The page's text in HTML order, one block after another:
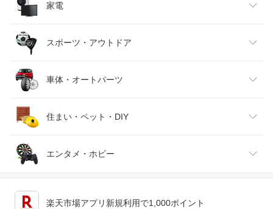
インナー・下着・ナイトウェア
バッグ・小物・ブランド雑貨
靴
腕時計
ジュエリー・アクセサリー
ビール・洋酒
ワイン
日本酒・焼酎
医薬品・コンタクト・介護
キッズ・ベビー・マタニティ
おもちゃ
家電
家電
TV・オーディオ・カメラ
スマートフォン・タブレット
パソコン・周辺機器
スポーツ・アウトドア
スポーツ・アウトドア
ゴルフ
車体・オートパーツ
車用品・バイク用品
車・バイク
住まい・ペット・DIY
インテリア・寝具・収納
エンタメ・ホビー
楽天市場アプリ新規利用で1,000ポイント